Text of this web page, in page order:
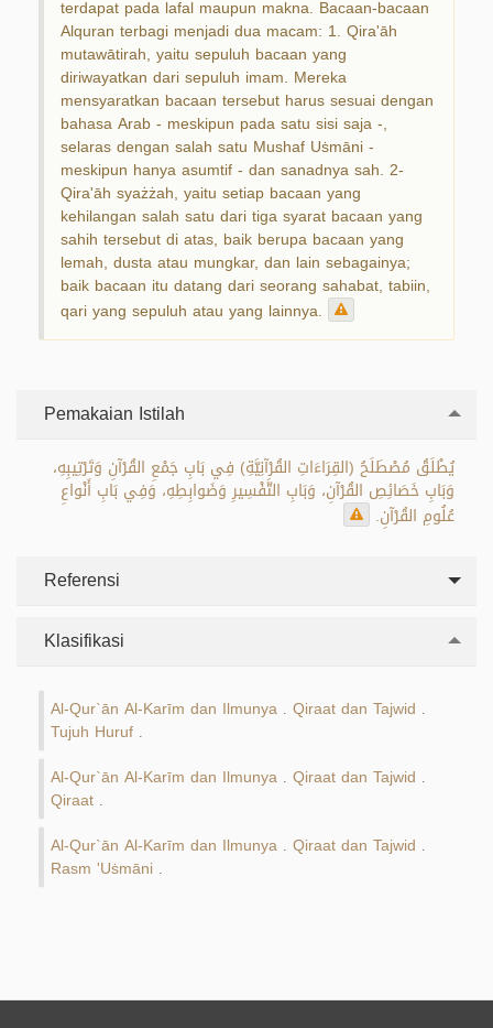
terdapat pada lafal maupun makna. Bacaan-bacaan
Alquran terbagi menjadi dua macam: 1. Qira'āh
mutawātirah, yaitu sepuluh bacaan yang
diriwayatkan dari sepuluh imam. Mereka
mensyaratkan bacaan tersebut harus sesuai dengan
bahasa Arab - meskipun pada satu sisi saja -,
selaras dengan salah satu Mushaf Uṡmāni -
meskipun hanya asumtif - dan sanadnya sah. 2-
Qira'āh syażżah, yaitu setiap bacaan yang
kehilangan salah satu dari tiga syarat bacaan yang
sahih tersebut di atas, baik berupa bacaan yang
lemah, dusta atau mungkar, dan lain sebagainya;
baik bacaan itu datang dari seorang sahabat, tabiin,
qari yang sepuluh atau yang lainnya.
Pemakaian Istilah
يُطْلَقُ مُصْطَلَحُ (القِرَاءَاتِ القُرْآنِيَّةِ) فِي بَابِ جَمْعِ القُرْآنِ وَتَرْتِيبِهِ،
وَبَابِ خَصَائِصِ القُرْآنِ، وَبَابِ التَّفْسِيرِ وَضَوابِطِهِ، وَفِي بَابِ أَنْواعِ
عُلُومِ القُرْآنِ.
Referensi
Klasifikasi
Al-Qur`ān Al-Karīm dan Ilmunya Qiraat dan Tajwid
Tujuh Huruf
Al-Qur`ān Al-Karīm dan Ilmunya Qiraat dan Tajwid
Qiraat
Al-Qur`ān Al-Karīm dan Ilmunya Qiraat dan Tajwid
Rasm 'Uṡmāni